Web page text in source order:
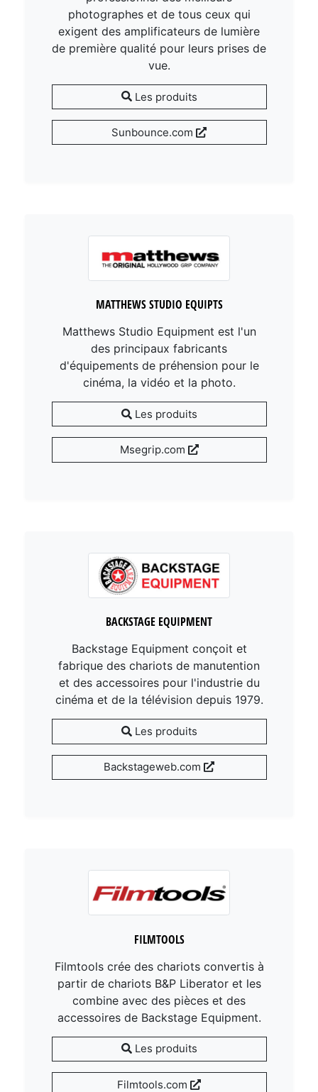
photographes et de tous ceux qui
exigent des amplificateurs de lumière
de première qualité pour leurs prises de
vue.
Les produits
Sunbounce.com
MATTHEWS STUDIO EQUIPTS
Matthews Studio Equipment est l'un
des principaux fabricants
d'équipements de préhension pour le
cinéma, la vidéo et la photo.
Les produits
Msegrip.com
BACKSTAGE EQUIPMENT
Backstage Equipment conçoit et
fabrique des chariots de manutention
et des accessoires pour l'industrie du
cinéma et de la télévision depuis 1979.
Les produits
Backstageweb.com
FILMTOOLS
Filmtools crée des chariots convertis à
partir de chariots B&P Liberator et les
combine avec des pièces et des
accessoires de Backstage Equipment.
Les produits
Filmtools.com